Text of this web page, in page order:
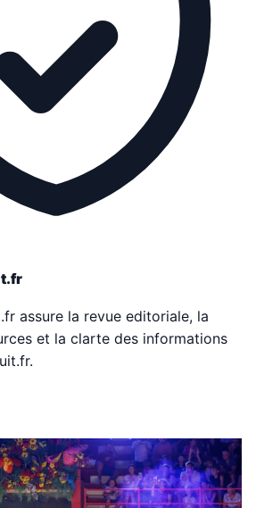
assure la revue editoriale, la
et la clarte des informations